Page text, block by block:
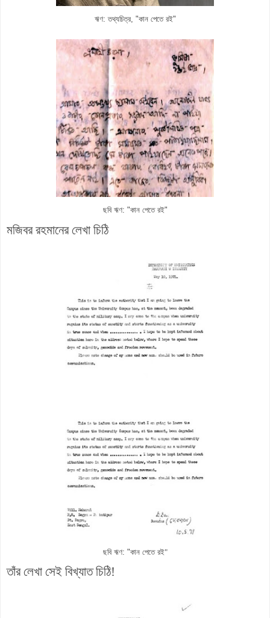
ঋণ: তথ্যচিত্র, "কান পেতে রই"
ছবি ঋণ: "কান পেতে রই"
মজিবর রহমানের লেখা চিঠি
ছবি ঋণ: "কান পেতে রই"
তাঁর লেখা সেই বিখ্যাত চিঠি!